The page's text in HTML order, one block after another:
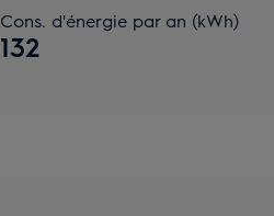
Cons. d'énergie par an (kWh)
132